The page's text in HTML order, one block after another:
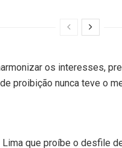
os interesses,
proibição nunca teve o
que proíbe o desfile